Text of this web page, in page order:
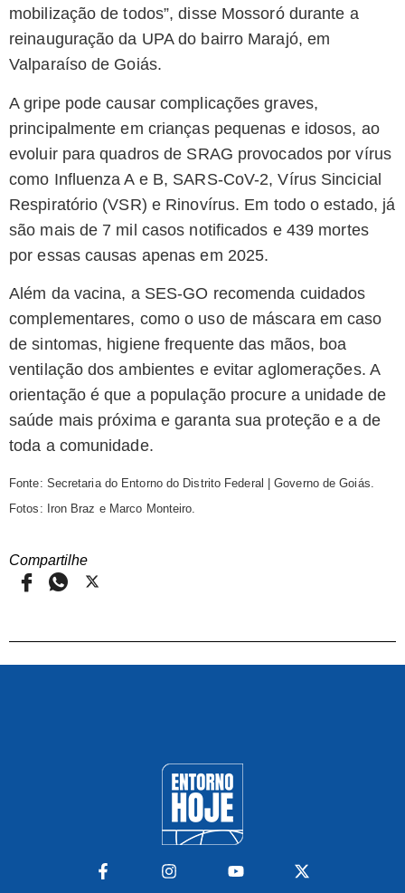
mobilização de todos”, disse Mossoró durante a
reinauguração da UPA do bairro Marajó, em
Valparaíso de Goiás.
A gripe pode causar complicações graves,
principalmente em crianças pequenas e idosos, ao
evoluir para quadros de SRAG provocados por vírus
como Influenza A e B, SARS-CoV-2, Vírus Sincicial
Respiratório (VSR) e Rinovírus. Em todo o estado, já
são mais de 7 mil casos notificados e 439 mortes
por essas causas apenas em 2025.
Além da vacina, a SES-GO recomenda cuidados
complementares, como o uso de máscara em caso
de sintomas, higiene frequente das mãos, boa
ventilação dos ambientes e evitar aglomerações. A
orientação é que a população procure a unidade de
saúde mais próxima e garanta sua proteção e a de
toda a comunidade.
Fonte: Secretaria do Entorno do Distrito Federal | Governo de Goiás.
Fotos: Iron Braz e Marco Monteiro.
Compartilhe